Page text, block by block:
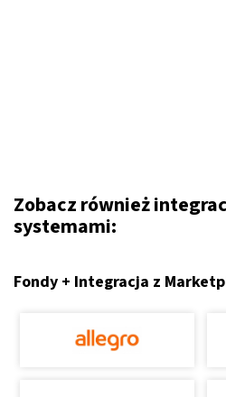
Zobacz również
systemami:
Fondy + Integracja z